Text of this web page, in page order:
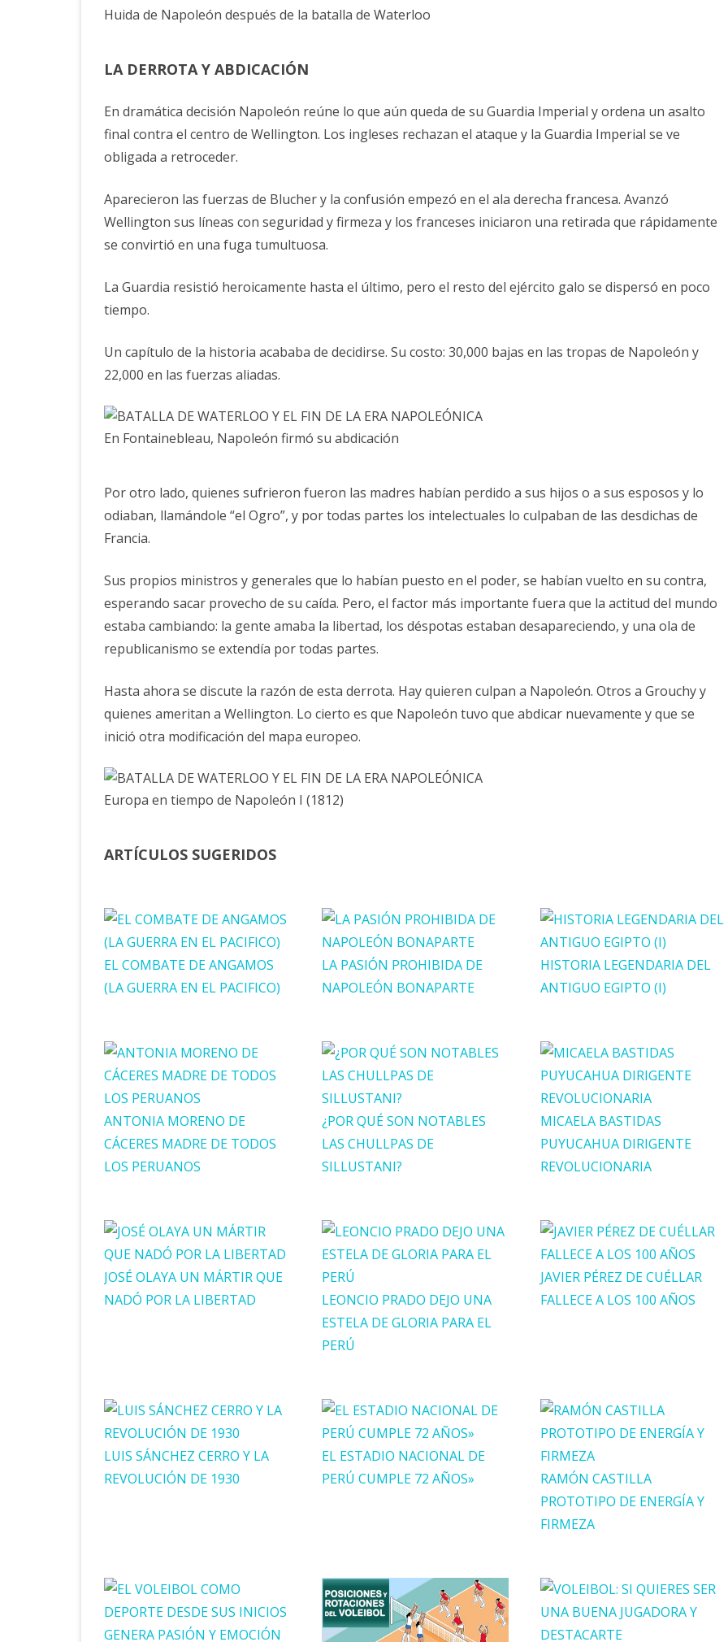
Huida de Napoleón después de la batalla de Waterloo
LA DERROTA Y ABDICACIÓN
En dramática decisión Napoleón reúne lo que aún queda de su Guardia Imperial y ordena un asalto
final contra el centro de Wellington. Los ingleses rechazan el ataque y la Guardia Imperial se ve
obligada a retroceder.
Aparecieron las fuerzas de Blucher y la confusión empezó en el ala derecha francesa. Avanzó
Wellington sus líneas con seguridad y firmeza y los franceses iniciaron una retirada que rápidamente
se convirtió en una fuga tumultuosa.
La Guardia resistió heroicamente hasta el último, pero el resto del ejército galo se dispersó en poco
tiempo.
Un capítulo de la historia acababa de decidirse. Su costo: 30,000 bajas en las tropas de Napoleón y
22,000 en las fuerzas aliadas.
En Fontainebleau, Napoleón firmó su abdicación
Por otro lado, quienes sufrieron fueron las madres habían perdido a sus hijos o a sus esposos y lo
odiaban, llamándole “el Ogro”, y por todas partes los intelectuales lo culpaban de las desdichas de
Francia.
Sus propios ministros y generales que lo habían puesto en el poder, se habían vuelto en su contra,
esperando sacar provecho de su caída. Pero, el factor más importante fuera que la actitud del mundo
estaba cambiando: la gente amaba la libertad, los déspotas estaban desapareciendo, y una ola de
republicanismo se extendía por todas partes.
Hasta ahora se discute la razón de esta derrota. Hay quieren culpan a Napoleón. Otros a Grouchy y
quienes ameritan a Wellington. Lo cierto es que Napoleón tuvo que abdicar nuevamente y que se
inició otra modificación del mapa europeo.
Europa en tiempo de Napoleón I (1812)
ARTÍCULOS SUGERIDOS
EL COMBATE DE ANGAMOS
(LA GUERRA EN EL PACIFICO)
LA PASIÓN PROHIBIDA DE
NAPOLEÓN BONAPARTE
HISTORIA LEGENDARIA DEL
ANTIGUO EGIPTO (I)
ANTONIA MORENO DE
CÁCERES MADRE DE TODOS
LOS PERUANOS
¿POR QUÉ SON NOTABLES
LAS CHULLPAS DE
SILLUSTANI?
MICAELA BASTIDAS
PUYUCAHUA DIRIGENTE
REVOLUCIONARIA
JOSÉ OLAYA UN MÁRTIR QUE
NADÓ POR LA LIBERTAD
LEONCIO PRADO DEJO UNA
ESTELA DE GLORIA PARA EL
PERÚ
JAVIER PÉREZ DE CUÉLLAR
FALLECE A LOS 100 AÑOS
LUIS SÁNCHEZ CERRO Y LA
REVOLUCIÓN DE 1930
EL ESTADIO NACIONAL DE
PERÚ CUMPLE 72 AÑOS»
RAMÓN CASTILLA
PROTOTIPO DE ENERGÍA Y
FIRMEZA